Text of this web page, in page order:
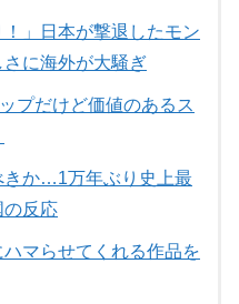
」日本が撃退したモン
に海外が大騒ぎ
プだけど価値のあるス
きか…1万年ぶり史上最
の反応
マらせてくれる作品を